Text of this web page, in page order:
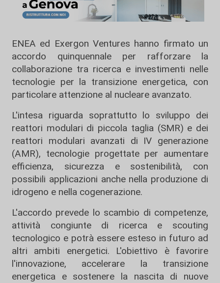
ENEA ed Exergon Ventures hanno firmato un
accordo quinquennale per rafforzare la
collaborazione tra ricerca e investimenti nelle
tecnologie per la transizione energetica, con
particolare attenzione al nucleare avanzato.
L'intesa riguarda soprattutto lo sviluppo dei
reattori modulari di piccola taglia (SMR) e dei
reattori modulari avanzati di IV generazione
(AMR), tecnologie progettate per aumentare
efficienza, sicurezza e sostenibilità, con
possibili applicazioni anche nella produzione di
idrogeno e nella cogenerazione.
L'accordo prevede lo scambio di competenze,
attività congiunte di ricerca e scouting
tecnologico e potrà essere esteso in futuro ad
altri ambiti energetici. L'obiettivo è favorire
l'innovazione, accelerare la transizione
energetica e sostenere la nascita di nuove